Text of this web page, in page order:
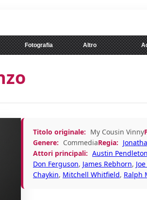
Fotografia Altro
Titolo originale: My Cousin Vinny
Genere: CommediaRegia:
Attori principali: Austin Pendleton
Don Ferguson, James Rebhorn,
Chaykin, Mitchell Whitfield, Ralph